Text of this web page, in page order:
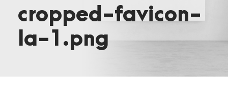
cropped-favicon-
la-1.png